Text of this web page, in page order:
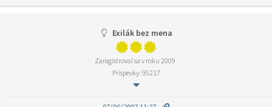
Exilák bez mena
Zaregistroval sa v roku 2009
Príspevky: 95217